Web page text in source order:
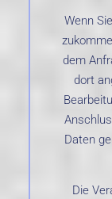
Wenn
dem
dort
Daten
Die